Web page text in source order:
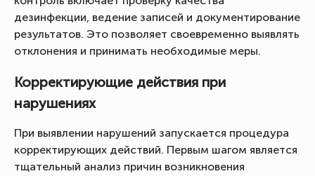
дезинфекции, ведение записей и документирование
результатов. Это позволяет своевременно выявлять
отклонения и принимать необходимые меры.
Корректирующие действия при
нарушениях
При выявлении нарушений запускается процедура
корректирующих действий. Первым шагом является
тщательный анализ причин возникновения